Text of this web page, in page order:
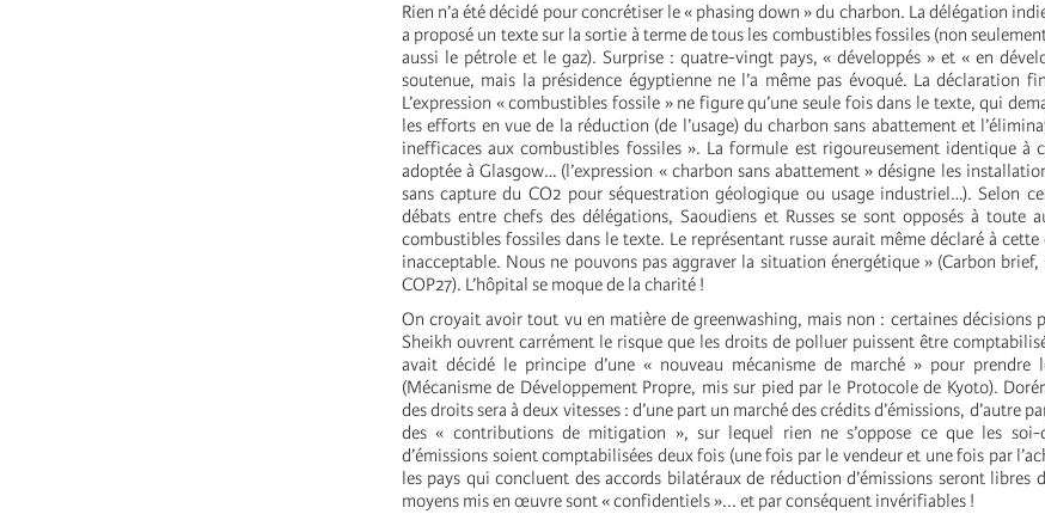
Rien n’a été décidé pour concrétiser le « phasing down » du charbon. La délégation
a proposé un texte sur la sortie à terme de tous les combustibles fossiles (non
aussi le pétrole et le gaz). Surprise : quatre-vingt pays, « développés » et « en
soutenue, mais la présidence égyptienne ne l’a même pas évoqué. La déclaration
L’expression « combustibles fossile » ne figure qu’une seule fois dans le texte, qui
les efforts en vue de la réduction (de l’usage) du charbon sans abattement et
inefficaces aux combustibles fossiles ». La formule est rigoureusement identique à
adoptée à Glasgow… (l’expression « charbon sans abattement » désigne les
sans capture du CO2 pour séquestration géologique ou usage industriel…). Selon
débats entre chefs des délégations, Saoudiens et Russes se sont opposés à toute
combustibles fossiles dans le texte. Le représentant russe aurait même déclaré à cette
inacceptable. Nous ne pouvons pas aggraver la situation énergétique » (Carbon
COP27). L’hôpital se moque de la charité !
On croyait avoir tout vu en matière de greenwashing, mais non : certaines décisions
Sheikh ouvrent carrément le risque que les droits de polluer puissent être
avait décidé le principe d’une « nouveau mécanisme de marché » pour prendre
(Mécanisme de Développement Propre, mis sur pied par le Protocole de Kyoto).
des droits sera à deux vitesses : d’une part un marché des crédits d’émissions, d’autre
des « contributions de mitigation », sur lequel rien ne s’oppose ce que les soi-
d’émissions soient comptabilisées deux fois (une fois par le vendeur et une fois par
les pays qui concluent des accords bilatéraux de réduction d’émissions seront libres
moyens mis en œuvre sont « confidentiels »... et par conséquent invérifiables !